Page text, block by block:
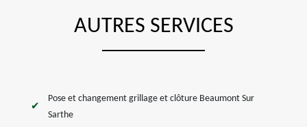
AUTRES SERVICES
Pose et changement grillage et clôture Beaumont Sur
Sarthe